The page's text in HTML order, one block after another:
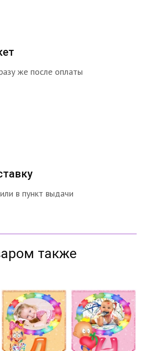
же после оплаты
в пункт выдачи
также